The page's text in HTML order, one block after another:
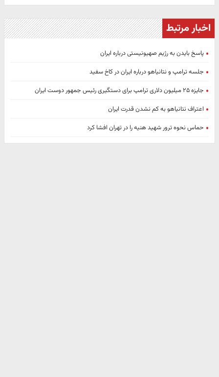
اخبار مرتبط
پاسخ بایدن به رژیم صهیونیستی درباره ایران
جلسه ترامپ و نتانیاهو درباره ایران در کاخ سفید
جایزه ۲۵ میلیون دلاری ترامپ برای دستگیری رئیس جمهور دوست ایران
اعتراف نتانیاهو به کم نشدن قدرت ایران
حماس نحوه ترور شهید هنیه را در تهران افشا کرد